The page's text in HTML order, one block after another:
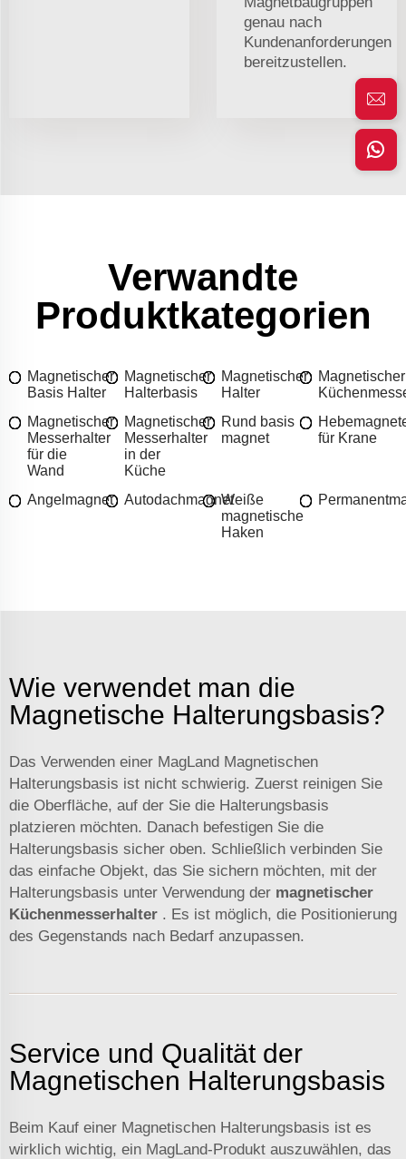
genau nach
Kundenanforderungen
bereitzustellen.
Verwandte
Produktkategorien
Magnetischer
Basis Halter
Magnetischer
Halterbasis
Magnetischer
Halter
Magnetischer
Magnetischer
Messerhalter
für die
Wand
Magnetischer
Messerhalter
in der
Küche
Rund basis
magnet
für Krane
Angelmagnet AutodachmagnetWeiße
magnetische
Haken
Wie verwendet man die
Magnetische Halterungsbasis?
Das Verwenden einer MagLand Magnetischen
Halterungsbasis ist nicht schwierig. Zuerst reinigen Sie
die Oberfläche, auf der Sie die Halterungsbasis
platzieren möchten. Danach befestigen Sie die
Halterungsbasis sicher oben. Schließlich verbinden Sie
das einfache Objekt, das Sie sichern möchten, mit der
Halterungsbasis unter Verwendung der magnetischer
Küchenmesserhalter . Es ist möglich, die Positionierung
des Gegenstands nach Bedarf anzupassen.
Service und Qualität der
Magnetischen Halterungsbasis
Beim Kauf einer Magnetischen Halterungsbasis ist es
wirklich wichtig, ein MagLand-Produkt auszuwählen, das